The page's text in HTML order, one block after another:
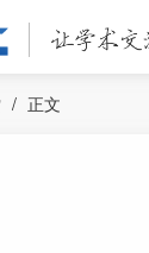
/ 正文